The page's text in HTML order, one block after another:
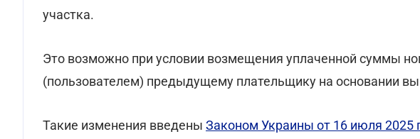
участка.
Это возможно при условии возмещения уплаченной суммы
(пользователем) предыдущему плательщику на основании
Такие изменения введены Законом Украины от 16 июля 2025